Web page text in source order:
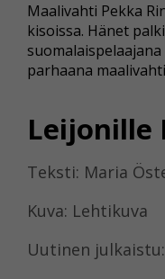
Leijonille
Teksti: Maria
Kuva: Lehtikuva
Uutinen julkaistu:
Maalivahti Pekka
kisoissa. Hänet
parhaana